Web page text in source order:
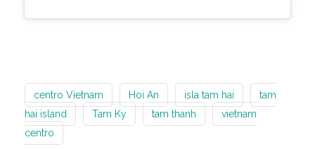
centro Vietnam Hoi An isla tam hai
tam
hai island
Tam Ky tam thanh
vietnam
centro